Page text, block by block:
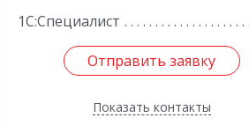
1С:Специалист
Отправить заявку
Показать контакты
Отправить заявку
Назад